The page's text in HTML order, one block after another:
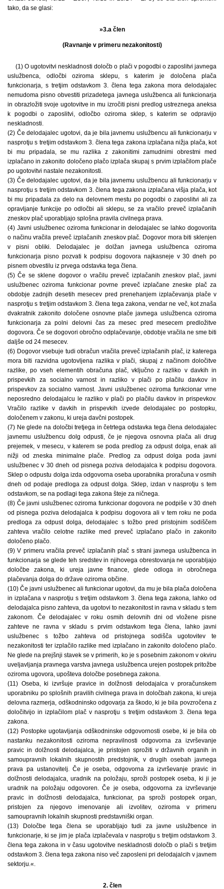
tako, da se glasi:
»3.a člen
(Ravnanje v primeru nezakonitosti)
(1) O ugotovitvi neskladnosti določb o plači v pogodbi o zaposlitvi javnega
uslužbenca, odločbi oziroma sklepu, s katerim je določena plača
funkcionarja, s tretjim odstavkom 3. člena tega zakona mora delodajalec
nemudoma pisno obvestiti prizadetega javnega uslužbenca ali funkcionarja
in obrazložiti svoje ugotovitve in mu izročiti pisni predlog ustreznega aneksa
k pogodbi o zaposlitvi, odločbo oziroma sklep, s katerim se odpravijo
neskladnosti.
(2) Če delodajalec ugotovi, da je bila javnemu uslužbencu ali funkcionarju v
nasprotju s tretjim odstavkom 3. člena tega zakona izplačana nižja plača, kot
bi mu pripadala, se mu razlika z zakonitimi zamudnimi obrestmi med
izplačano in zakonito določeno plačo izplača skupaj s prvim izplačilom plače
po ugotovitvi nastale nezakonitosti.
(3) Če delodajalec ugotovi, da je bila javnemu uslužbencu ali funkcionarju v
nasprotju s tretjim odstavkom 3. člena tega zakona izplačana višja plača, kot
bi mu pripadala za delo na delovnem mestu po pogodbi o zaposlitvi ali za
opravljanje funkcije po odločbi ali sklepu, se za vračilo preveč izplačanih
zneskov plač uporabljajo splošna pravila civilnega prava.
(4) Javni uslužbenec oziroma funkcionar in delodajalec se lahko dogovorita
o načinu vračila preveč izplačanih zneskov plač. Dogovor mora biti sklenjen
v pisni obliki. Delodajalec je dolžan javnega uslužbenca oziroma
funkcionarja pisno pozvati k podpisu dogovora najkasneje v 30 dneh po
pisnem obvestilu iz prvega odstavka tega člena.
(5) Če se sklene dogovor o vračilu preveč izplačanih zneskov plač, javni
uslužbenec oziroma funkcionar povrne preveč izplačane zneske plač za
obdobje zadnjih desetih mesecev pred prenehanjem izplačevanja plače v
nasprotju s tretjim odstavkom 3. člena tega zakona, vendar ne več, kot znaša
dvakratnik zakonito določene osnovne plače javnega uslužbenca oziroma
funkcionarja za polni delovni čas za mesec pred mesecem predložitve
dogovora. Če se dogovori obročno odplačevanje, obdobje vračila ne sme biti
daljše od 24 mesecev.
(6) Dogovor vsebuje tudi obračun vračila preveč izplačanih plač, iz katerega
mora biti razvidna ugotovljena razlika v plači, skupaj z načinom določitve
razlike, po vseh elementih obračuna plač, vključno z razliko v davkih in
prispevkih za socialno varnost in razliko v plači po plačilu davkov in
prispevkov za socialno varnost. Javni uslužbenec oziroma funkcionar vrne
neposredno delodajalcu le razliko v plači po plačilu davkov in prispevkov.
Vračilo razlike v davkih in prispevkih izvede delodajalec po postopku,
določenem v zakonu, ki ureja davčni postopek.
(7) Ne glede na določbi tretjega in četrtega odstavka tega člena delodajalec
javnemu uslužbencu dolg odpusti, če je njegova osnovna plača ali drug
prejemek, v mesecu, v katerem se poda predlog za odpust dolga, enak ali
nižji od zneska minimalne plače. Predlog za odpust dolga poda javni
uslužbenec v 30 dneh od pisnega poziva delodajalca k podpisu dogovora.
Sklep o odpustu dolga izda odgovorna oseba uporabnika proračuna v osmih
dneh od podaje predloga za odpust dolga. Sklep, izdan v nasprotju s tem
odstavkom, se na podlagi tega zakona šteje za ničnega.
(8) Če javni uslužbenec oziroma funkcionar dogovora ne podpiše v 30 dneh
od pisnega poziva delodajalca k podpisu dogovora ali v tem roku ne poda
predloga za odpust dolga, delodajalec s tožbo pred pristojnim sodiščem
zahteva vračilo celotne razlike med preveč izplačano plačo in zakonito
določeno plačo.
(9) V primeru vračila preveč izplačanih plač s strani javnega uslužbenca in
funkcionarja se glede teh sredstev in njihovega obrestovanja ne uporabljajo
določbe zakona, ki ureja javne finance, glede odloga in obročnega
plačevanja dolga do države oziroma občine.
(10) Če javni uslužbenec ali funkcionar ugotovi, da mu je bila plača določena
in izplačana v nasprotju s tretjim odstavkom 3. člena tega zakona, lahko od
delodajalca pisno zahteva, da ugotovi to nezakonitost in ravna v skladu s tem
zakonom. Če delodajalec v roku osmih delovnih dni od vložene pisne
zahteve ne ravna v skladu s prvim odstavkom tega člena, lahko javni
uslužbenec s tožbo zahteva od pristojnega sodišča ugotovitev te
nezakonitosti ter izplačilo razlike med izplačano in zakonito določeno plačo.
Ne glede na prejšnji stavek se v primerih, ko je s posebnim zakonom v okviru
uveljavljanja pravnega varstva javnega uslužbenca urejen postopek pritožbe
oziroma ugovora, upošteva določbe posebnega zakona.
(11) Oseba, ki izvršuje pravice in dolžnosti delodajalca v proračunskem
uporabniku po splošnih pravilih civilnega prava in določbah zakona, ki ureja
delovna razmerja, odškodninsko odgovarja za škodo, ki je bila povzročena z
določitvijo in izplačilom plač v nasprotju s tretjim odstavkom 3. člena tega
zakona.
(12) Postopke ugotavljanja odškodninske odgovornosti osebe, ki je bila ob
nastanku nezakonitosti oziroma nepravilnosti odgovorna za izvrševanje
pravic in dolžnosti delodajalca, je pristojen sprožiti v državnih organih in
samoupravnih lokalnih skupnostih predstojnik, v drugih osebah javnega
prava pa ustanovitelj. Če je oseba, odgovorna za izvrševanje pravic in
dolžnosti delodajalca, uradnik na položaju, sproži postopek oseba, ki ji je
uradnik na položaju odgovoren. Če je oseba, odgovorna za izvrševanje
pravic in dolžnosti delodajalca, funkcionar, pa sproži postopek organ,
pristojen za njegovo imenovanje ali izvolitev, oziroma v primeru
samoupravnih lokalnih skupnosti predstavniški organ.
(13) Določbe tega člena se uporabljajo tudi za javne uslužbence in
funkcionarje, ki se jim je plača izplačevala v nasprotju s tretjim odstavkom 3.
člena tega zakona in v času ugotovitve neskladnosti določb o plači s tretjim
odstavkom 3. člena tega zakona niso več zaposleni pri delodajalcih v javnem
sektorju.«.
2. člen